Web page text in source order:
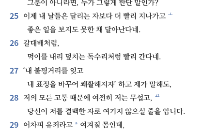
그분이 아니라면, 누가 그렇게 한단 말인가?
25 이제 내 날들은 달리는 자보다 더 빨리 지나가고 ㅗ
좋은 일을 보지도 못한 채 달아난다네.
26 갈대배처럼,
먹이를 내리 덮치는 독수리처럼 빨리 간다네.
27 ‘내 불평거리를 잊고
내 표정을 바꾸어 쾌활해지자’ 하고 제가 말해도,
28 저의 모든 고통 때문에 여전히 저는 무섭고, ㅛ
당신이 저를 결백한 자로 여기지 않으실 줄을 압니다.
29 어차피 유죄라고 * 여겨질 몸인데,